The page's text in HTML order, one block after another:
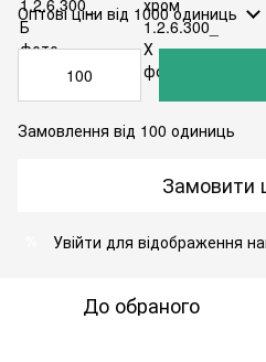
Оптові ціни від 1000 одиниць
Замовлення від 100 одиниць
Замовити
Увійти для відображення
До обраного